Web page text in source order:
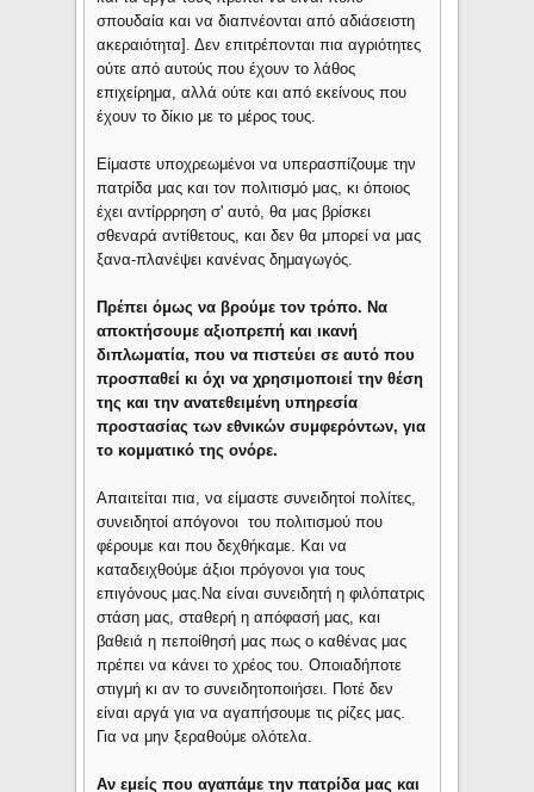
σπουδαία και να διαπνέονται από αδιάσειστη
ακεραιότητα]. Δεν επιτρέπονται πια αγριότητες
ούτε από αυτούς που έχουν το λάθος
επιχείρημα, αλλά ούτε και από εκείνους που
έχουν το δίκιο με το μέρος τους.
Είμαστε υποχρεωμένοι να υπερασπίζουμε την
πατρίδα μας και τον πολιτισμό μας, κι όποιος
έχει αντίρρρηση σ' αυτό, θα μας βρίσκει
σθεναρά αντίθετους, και δεν θα μπορεί να μας
ξανα-πλανέψει κανένας δημαγωγός.
Πρέπει όμως να βρούμε τον τρόπο. Να
αποκτήσουμε αξιοπρεπή και ικανή
διπλωματία, που να πιστεύει σε αυτό που
προσπαθεί κι όχι να χρησιμοποιεί την θέση
της και την ανατεθειμένη υπηρεσία
προστασίας των εθνικών συμφερόντων, για
το κομματικό της ονόρε.
Απαιτείται πια, να είμαστε συνειδητοί πολίτες,
συνειδητοί απόγονοι του πολιτισμού που
φέρουμε και που δεχθήκαμε. Και να
καταδειχθούμε άξιοι πρόγονοι για τους
επιγόνους μας.Να είναι συνειδητή η φιλόπατρις
στάση μας, σταθερή η απόφασή μας, και
βαθειά η πεποίθησή μας πως ο καθένας μας
πρέπει να κάνει το χρέος του. Οποιαδήποτε
στιγμή κι αν το συνειδητοποιήσει. Ποτέ δεν
είναι αργά για να αγαπήσουμε τις ρίζες μας.
Για να μην ξεραθούμε ολότελα.
Αν εμείς που αγαπάμε την πατρίδα μας και